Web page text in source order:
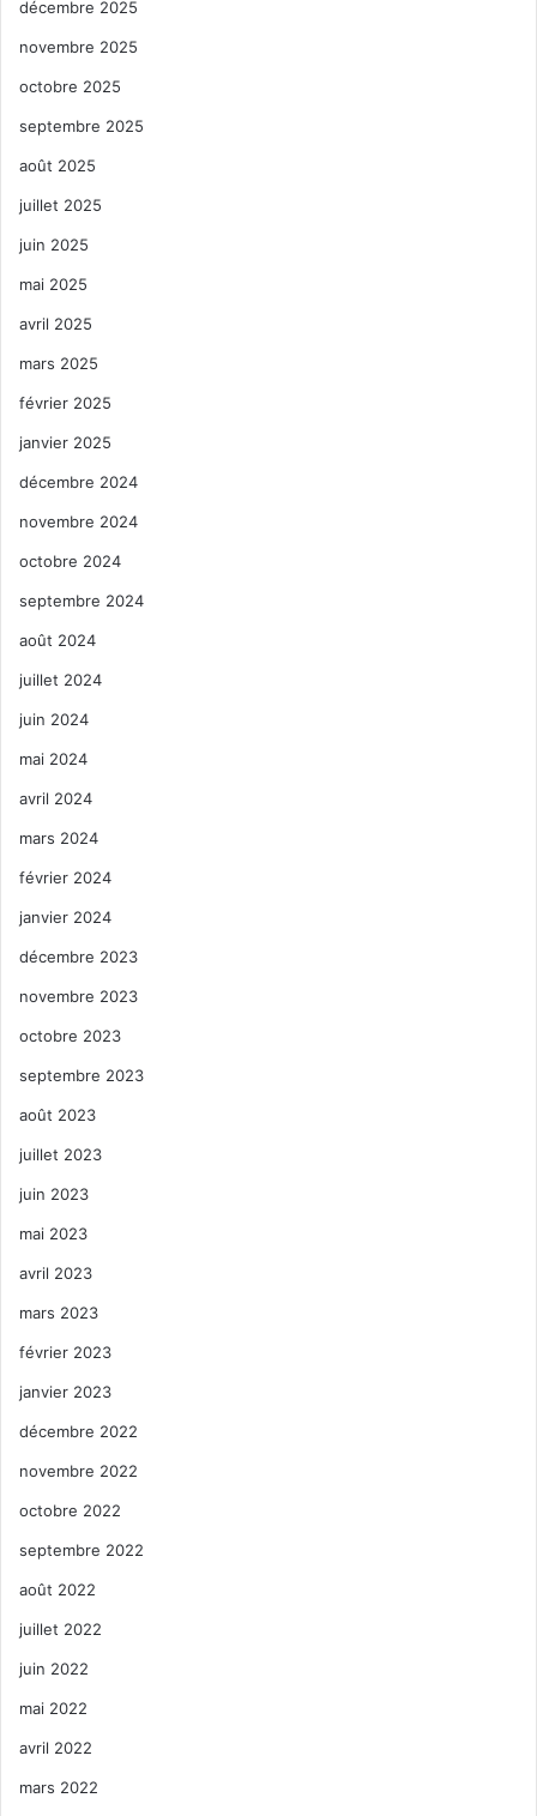
décembre 2025
novembre 2025
octobre 2025
septembre 2025
août 2025
juillet 2025
juin 2025
mai 2025
avril 2025
mars 2025
février 2025
janvier 2025
décembre 2024
novembre 2024
octobre 2024
septembre 2024
août 2024
juillet 2024
juin 2024
mai 2024
avril 2024
mars 2024
février 2024
janvier 2024
décembre 2023
novembre 2023
octobre 2023
septembre 2023
août 2023
juillet 2023
juin 2023
mai 2023
avril 2023
mars 2023
février 2023
janvier 2023
décembre 2022
novembre 2022
octobre 2022
septembre 2022
août 2022
juillet 2022
juin 2022
mai 2022
avril 2022
mars 2022